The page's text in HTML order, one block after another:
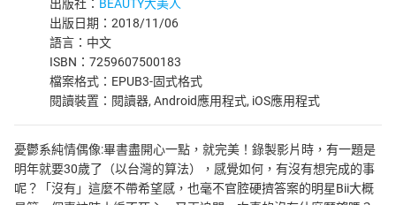
出版社： BEAUTY大美人
出版日期：2018/11/06
語言：中文
ISBN：7259607500183
檔案格式：EPUB3-固式格式
閱讀裝置：閱讀器, Android應用程式, iOS應用程式
憂鬱系純情偶像:畢書盡開心一點，就完美！錄製影片時，有一題是
明年就要30歲了（以台灣的算法），感覺如何，有沒有想完成的事
呢？「沒有」這麼不帶希望感，也毫不官腔硬擠答案的明星Bii大概